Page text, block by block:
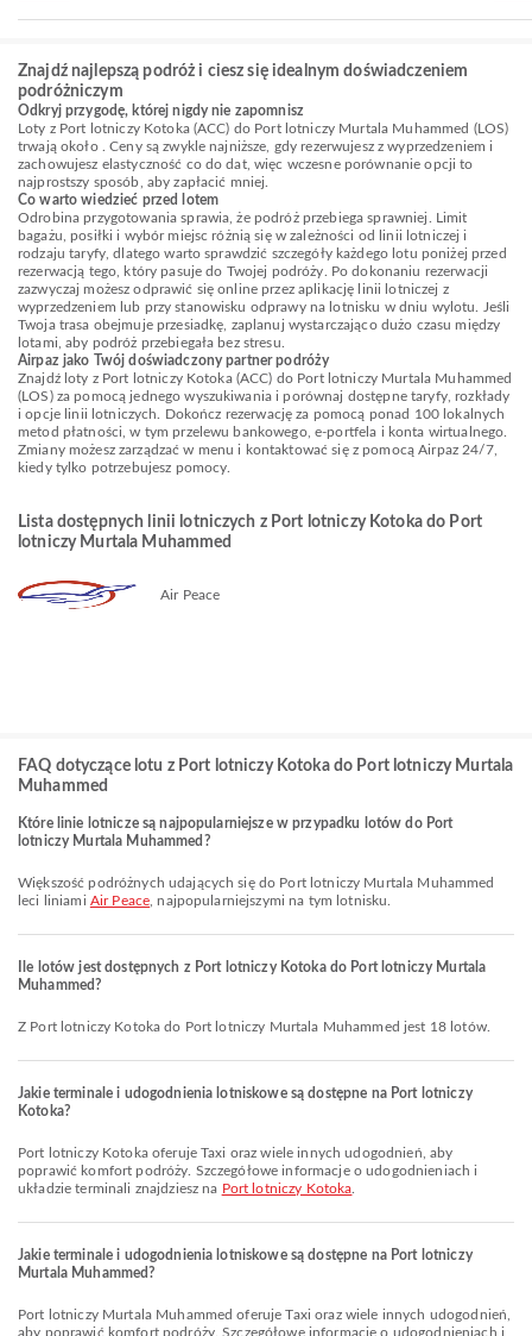
Znajdź najlepszą podróż i ciesz się idealnym doświadczeniem
podróżniczym
Odkryj przygodę, której nigdy nie zapomnisz
Loty z Port lotniczy Kotoka (ACC) do Port lotniczy Murtala Muhammed (LOS)
trwają około . Ceny są zwykle najniższe, gdy rezerwujesz z wyprzedzeniem i
zachowujesz elastyczność co do dat, więc wczesne porównanie opcji to
najprostszy sposób, aby zapłacić mniej.
Co warto wiedzieć przed lotem
Odrobina przygotowania sprawia, że podróż przebiega sprawniej. Limit
bagażu, posiłki i wybór miejsc różnią się w zależności od linii lotniczej i
rodzaju taryfy, dlatego warto sprawdzić szczegóły każdego lotu poniżej przed
rezerwacją tego, który pasuje do Twojej podróży. Po dokonaniu rezerwacji
zazwyczaj możesz odprawić się online przez aplikację linii lotniczej z
wyprzedzeniem lub przy stanowisku odprawy na lotnisku w dniu wylotu. Jeśli
Twoja trasa obejmuje przesiadkę, zaplanuj wystarczająco dużo czasu między
lotami, aby podróż przebiegała bez stresu.
Airpaz jako Twój doświadczony partner podróży
Znajdź loty z Port lotniczy Kotoka (ACC) do Port lotniczy Murtala Muhammed
(LOS) za pomocą jednego wyszukiwania i porównaj dostępne taryfy, rozkłady
i opcje linii lotniczych. Dokończ rezerwację za pomocą ponad 100 lokalnych
metod płatności, w tym przelewu bankowego, e-portfela i konta wirtualnego.
Zmiany możesz zarządzać w menu i kontaktować się z pomocą Airpaz 24/7,
kiedy tylko potrzebujesz pomocy.
Lista dostępnych linii lotniczych z Port lotniczy Kotoka do Port
lotniczy Murtala Muhammed
Air Peace
FAQ dotyczące lotu z Port lotniczy Kotoka do Port lotniczy Murtala
Muhammed
Które linie lotnicze są najpopularniejsze w przypadku lotów do Port
lotniczy Murtala Muhammed?
Większość podróżnych udających się do Port lotniczy Murtala Muhammed
leci liniami Air Peace , najpopularniejszymi na tym lotnisku.
Ile lotów jest dostępnych z Port lotniczy Kotoka do Port lotniczy Murtala
Muhammed?
Z Port lotniczy Kotoka do Port lotniczy Murtala Muhammed jest 18 lotów.
Jakie terminale i udogodnienia lotniskowe są dostępne na Port lotniczy
Kotoka?
Port lotniczy Kotoka oferuje Taxi oraz wiele innych udogodnień, aby
poprawić komfort podróży. Szczegółowe informacje o udogodnieniach i
układzie terminali znajdziesz na Port lotniczy Kotoka
Jakie terminale i udogodnienia lotniskowe są dostępne na Port lotniczy
Murtala Muhammed?
Port lotniczy Murtala Muhammed oferuje Taxi oraz wiele innych udogodnień,
aby poprawić komfort podróży. Szczegółowe informacje o udogodnieniach i